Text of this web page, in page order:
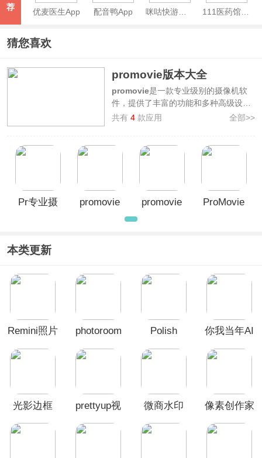
荐
优麦医生App 配音鸭App
猜您喜欢
promovie版本大全
promovie是一款专业级别的摄像机软
件，提供了丰富的功能和多种高级设
置，例如手动控制曝光、快门、感光
设备连接等功能，可以帮助用户在手机
本大全
，其中提供了如
promovie安卓
app、ProMovie苹果版、promovie专
共有4 款应用 全部>>
Pr专业摄
promovie
promovie
ProMovie
本类更新
Remini照片
photoroom
Polish
你我当年AI
光影边框
prettyup视
微商水印
像素创作家